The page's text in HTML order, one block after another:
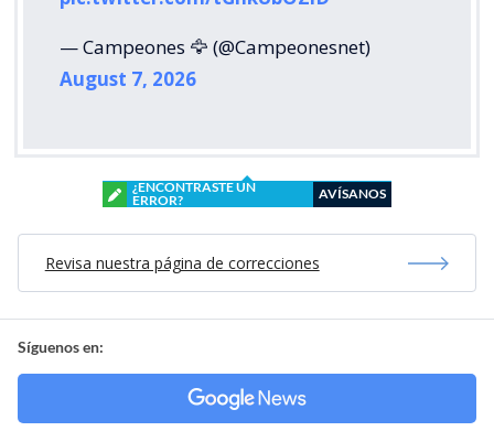
— Campeones 🦅 (@Campeonesnet)
August 7, 2026
¿ENCONTRASTE UN
ERROR?
AVÍSANOS
Revisa nuestra página de correcciones
Síguenos en: